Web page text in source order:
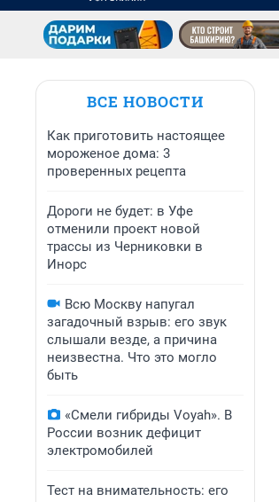
ВСЕ НОВОСТИ
Как приготовить настоящее
мороженое дома: 3
проверенных рецепта
Дороги не будет: в Уфе
отменили проект новой
трассы из Черниковки в
Инорс
Всю Москву напугал
загадочный взрыв: его звук
слышали везде, а причина
неизвестна. Что это могло
быть
«Смели гибриды Voyah». В
России возник дефицит
электромобилей
Тест на внимательность: его